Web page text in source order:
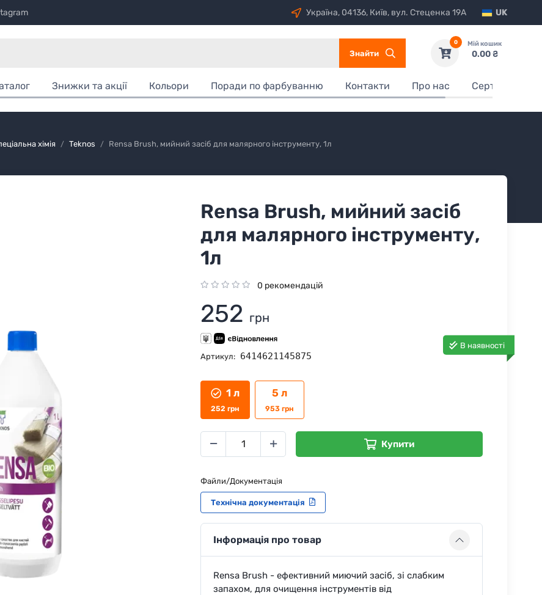
Україна, 04136, Київ, вул. Стеценка 19А UK
Знайти
0 Мій кошик
0.00 ₴
Знижки та акції Кольори Поради по фарбуванню Контакти Про нас Сертифікати
хімія Teknos Rensa Brush, мийний засіб для малярного інструменту, 1л
Rensa Brush, мийний засіб
для малярного інструменту,
1л
0 рекомендацій
252 грн
Артикул: 6414621145875
В наявності
1 л
252 грн
5 л
953 грн
Купити
Файли/Документація
Технічна документація
Інформація про товар
Rensa Brush - ефективний миючий засіб, зі слабким
запахом, для очищення інструментів від